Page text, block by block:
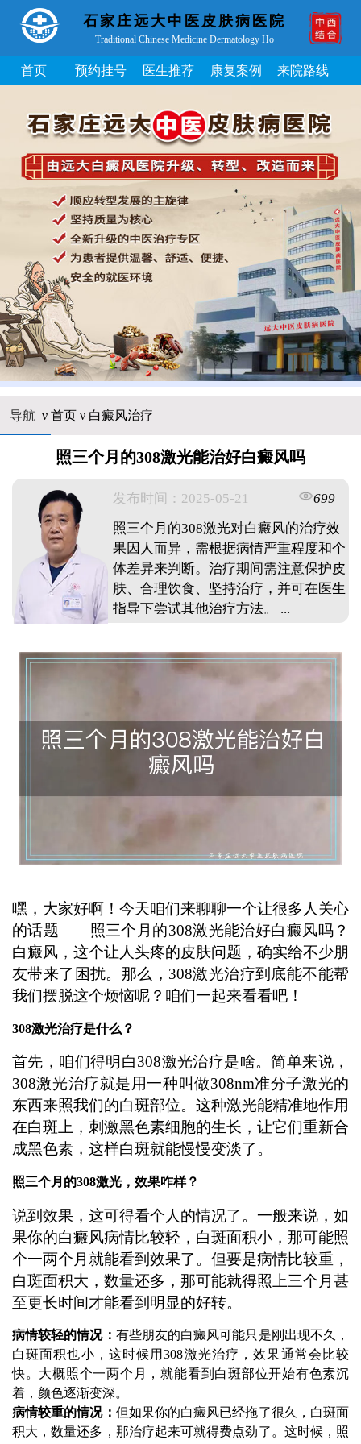
石家庄远大中医皮肤病医院
Traditional Chinese Medicine Dermatology Ho
首页 预约挂号 医生推荐 康复案例 来院路线
导航 ν 首页ν 白癜风治疗
照三个月的308激光能治好白癜风吗
发布时间：2025-05-21
699
照三个月的308激光对白癜风的治疗效
果因人而异，需根据病情严重程度和个
体差异来判断。治疗期间需注意保护皮
肤、合理饮食、坚持治疗，并可在医生
指导下尝试其他治疗方法。 ...
嘿，大家好啊！今天咱们来聊聊一个让很多人关心
的话题——照三个月的308激光能治好白癜风吗？
白癜风，这个让人头疼的皮肤问题，确实给不少朋
友带来了困扰。那么，308激光治疗到底能不能帮
我们摆脱这个烦恼呢？咱们一起来看看吧！
308激光治疗是什么？
首先，咱们得明白308激光治疗是啥。简单来说，
308激光治疗就是用一种叫做308nm准分子激光的
东西来照我们的白斑部位。这种激光能精准地作用
在白斑上，刺激黑色素细胞的生长，让它们重新合
成黑色素，这样白斑就能慢慢变淡了。
照三个月的308激光，效果咋样？
说到效果，这可得看个人的情况了。一般来说，如
果你的白癜风病情比较轻，白斑面积小，那可能照
个一两个月就能看到效果了。但要是病情比较重，
白斑面积大，数量还多，那可能就得照上三个月甚
至更长时间才能看到明显的好转。
病情较轻的情况： 有些朋友的白癜风可能只是刚出现不久，
白斑面积也小，这时候用308激光治疗，效果通常会比较
快。大概照个一两个月，就能看到白斑部位开始有色素沉
着，颜色逐渐变深。
病情较重的情况： 但如果你的白癜风已经拖了很久，白斑面
积大，数量还多，那治疗起来可就得费点劲了。这时候，照